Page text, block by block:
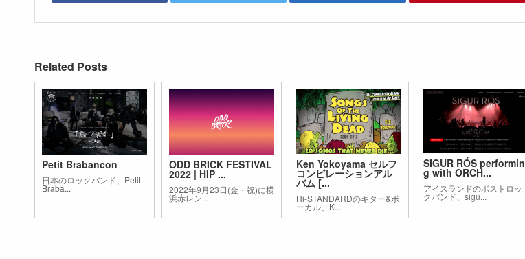
Related Posts
Petit Brabancon
日本のロックバンド、Petit
Braba...
ODD BRICK FESTIVAL
2022 | HIP ...
2022年9月23日(金・祝)に横
浜赤レン...
Ken Yokoyama セルフ
コンピレーションアル
バム [...
Hi-STANDARDのギター&ボ
ーカル、K...
SIGUR RÓS performin
g with ORCH...
アイスランドのポストロッ
クバンド、sigu...